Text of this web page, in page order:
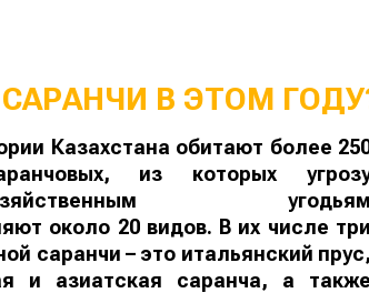
В ЭТОМ
Казахстана обитают более
из которых
угодьям
около 20 видов. В их числе
саранчи – это итальянский прус,
и азиатская саранча, а также